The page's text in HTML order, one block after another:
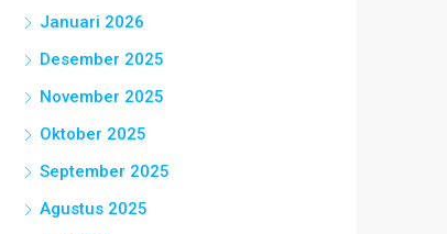
Januari 2026
Desember 2025
November 2025
Oktober 2025
September 2025
Agustus 2025